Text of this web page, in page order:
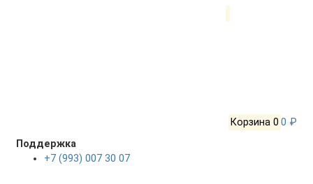
Корзина 0 0 ₽
Поддержка
+7 (993) 007 30 07